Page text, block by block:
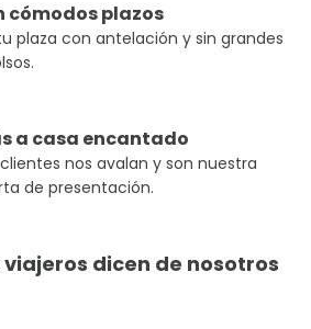
cómodos plazos
plaza con antelación y sin grandes
a casa encantado
nos avalan y son nuestra
de presentación.
viajeros dicen de nosotros